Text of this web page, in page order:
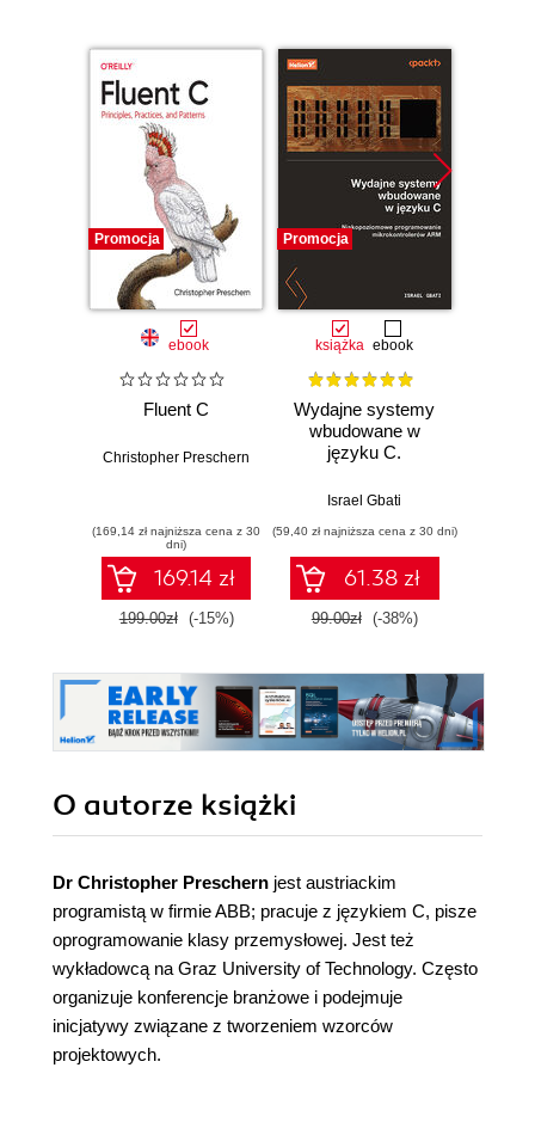
Promocja
ebook
Fluent C
Christopher Preschern
(169,14 zł najniższa cena z 30
dni)
169.14 zł
199.00zł (-15%)
Promocja
książka ebook
Wydajne systemy
wbudowane w
języku C.
programowanie
ARM
Israel Gbati
(59,40 zł najniższa cena z 30 dni)
61.38 zł
99.00zł (-38%)
O autorze książki
Dr Christopher Preschern jest austriackim
programistą w firmie ABB; pracuje z językiem C, pisze
oprogramowanie klasy przemysłowej. Jest też
wykładowcą na Graz University of Technology. Często
organizuje konferencje branżowe i podejmuje
inicjatywy związane z tworzeniem wzorców
projektowych.